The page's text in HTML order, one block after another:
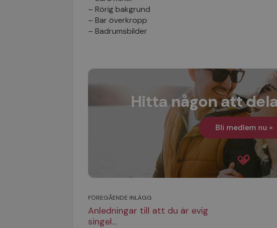
– Rörig bakgrund
– Bar överkropp
– Badrumsbilder
Hitta någon att
Bli medlem nu »
FÖREGÅENDE INLÄGG
Anledningar till att du är evig
singel…